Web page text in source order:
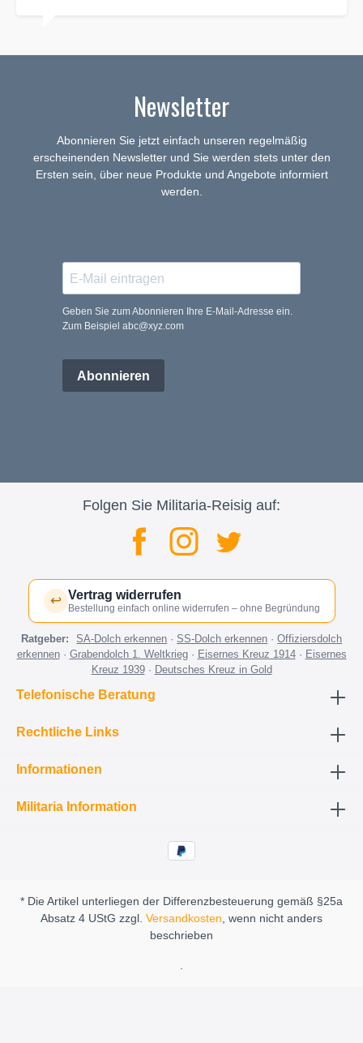
Newsletter
Abonnieren Sie jetzt einfach unseren regelmäßig
erscheinenden Newsletter und Sie werden stets unter den
Ersten sein, über neue Produkte und Angebote informiert
werden.
Geben Sie zum Abonnieren Ihre E-Mail-Adresse ein.
Zum Beispiel abc@xyz.com
Abonnieren
Folgen Sie Militaria-Reisig auf:
↩ Vertrag widerrufen
Bestellung einfach online widerrufen – ohne Begründung
Ratgeber: SA-Dolch erkennen ·SS-Dolch erkennen ·Offiziersdolch
erkennen· Grabendolch 1. Weltkrieg· Eisernes Kreuz 1914· Eisernes
Kreuz 1939· Deutsches Kreuz in Gold
Telefonische Beratung
Rechtliche Links
Informationen
Militaria Information
* Die Artikel unterliegen der Differenzbesteuerung gemäß §25a
Absatz 4 UStG zzgl. Versandkosten, wenn nicht anders
beschrieben
.